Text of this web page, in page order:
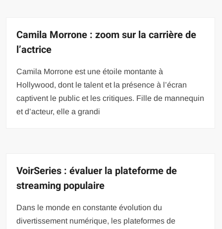
Camila Morrone : zoom sur la carrière de
l’actrice
Camila Morrone est une étoile montante à
Hollywood, dont le talent et la présence à l’écran
captivent le public et les critiques. Fille de mannequin
et d’acteur, elle a grandi
VoirSeries : évaluer la plateforme de
streaming populaire
Dans le monde en constante évolution du
divertissement numérique, les plateformes de